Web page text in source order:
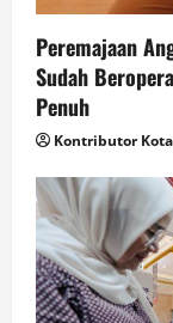
Peremajaan
Sudah
Penuh
Kontributor